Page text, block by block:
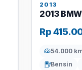
2013
2013
Rp
54.000
Bensin